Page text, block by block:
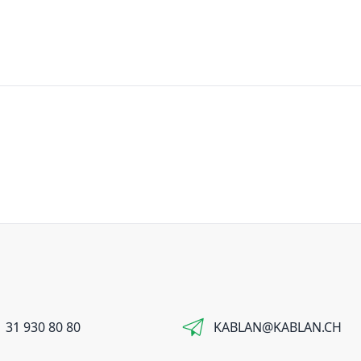
31 930 80 80 KABLAN@KABLAN.CH